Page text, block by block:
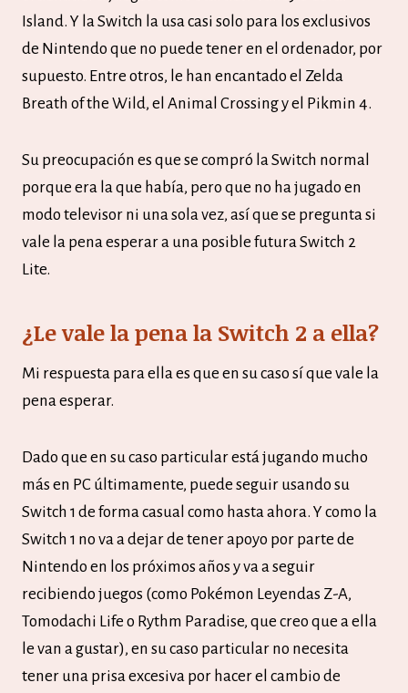
Island. Y la Switch la usa casi solo para los exclusivos
de Nintendo que no puede tener en el ordenador, por
supuesto. Entre otros, le han encantado el Zelda
Breath of the Wild, el Animal Crossing y el Pikmin 4.
Su preocupación es que se compró la Switch normal
porque era la que había, pero que no ha jugado en
modo televisor ni una sola vez, así que se pregunta si
vale la pena esperar a una posible futura Switch 2
Lite.
¿Le vale la pena la Switch 2 a ella?
Mi respuesta para ella es que en su caso sí que vale la
pena esperar.
Dado que en su caso particular está jugando mucho
más en PC últimamente, puede seguir usando su
Switch 1 de forma casual como hasta ahora. Y como la
Switch 1 no va a dejar de tener apoyo por parte de
Nintendo en los próximos años y va a seguir
recibiendo juegos (como Pokémon Leyendas Z-A,
Tomodachi Life o Rythm Paradise, que creo que a ella
le van a gustar), en su caso particular no necesita
tener una prisa excesiva por hacer el cambio de